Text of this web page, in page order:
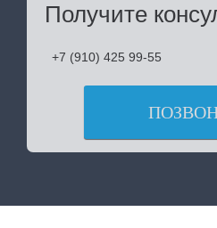
Получите
+7 (910) 425 99-55